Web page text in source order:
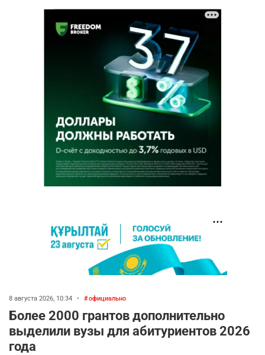
8 августа 2026, 10:34 • официально
Более 2000 грантов дополнительно
выделили вузы для абитуриентов 2026
года